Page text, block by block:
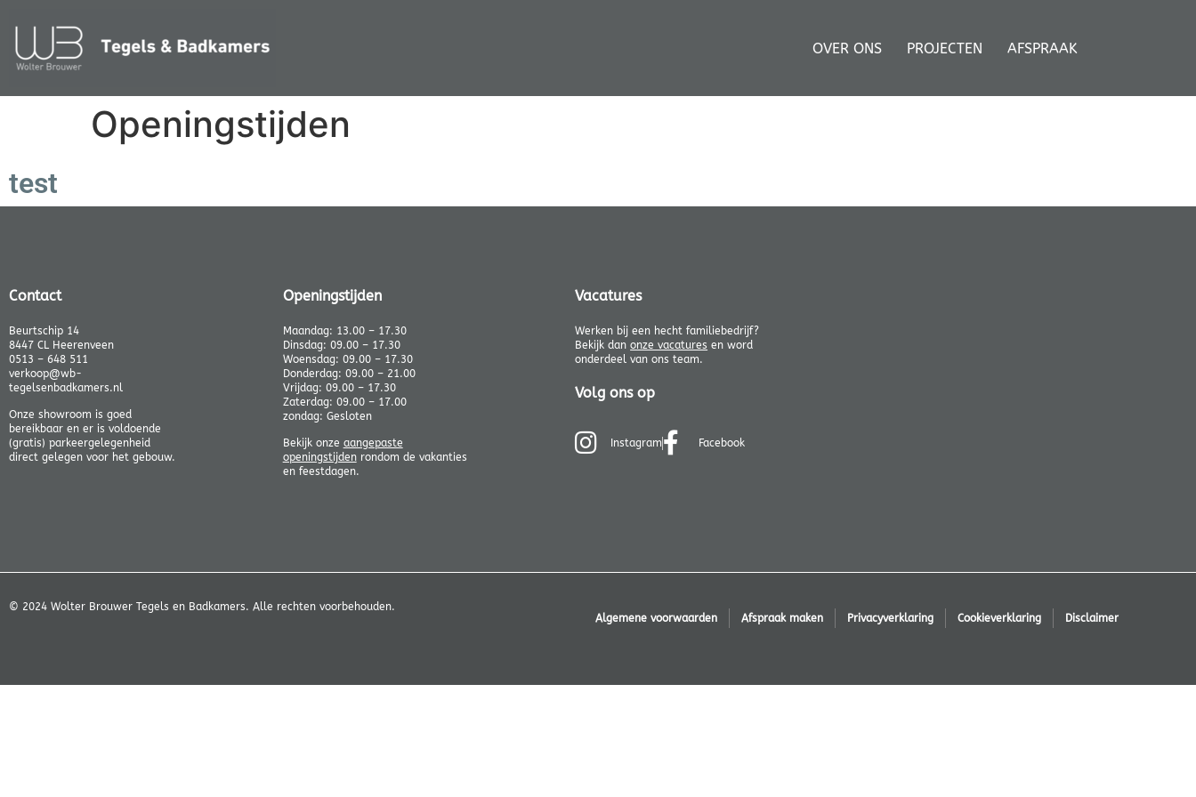
OVER ONS PROJECTEN AFSPRAAK
Openingstijden
test
Contact
Beurtschip 14
8447 CL Heerenveen
0513 – 648 511
verkoop@wb-
tegelsenbadkamers.nl
Onze showroom is goed
bereikbaar en er is voldoende
(gratis) parkeergelegenheid
direct gelegen voor het gebouw.
Openingstijden
Maandag: 13.00 – 17.30
Dinsdag: 09.00 – 17.30
Woensdag: 09.00 – 17.30
Donderdag: 09.00 – 21.00
Vrijdag: 09.00 – 17.30
Zaterdag: 09.00 – 17.00
zondag: Gesloten
Bekijk onze aangepaste
openingstijdenrondom de vakanties
en feestdagen.
Vacatures
Werken bij een hecht familiebedrijf?
Bekijk danonze vacatures en word
onderdeel van ons team.
Volg ons op
Instagram Facebook
© 2024 Wolter Brouwer Tegels en Badkamers. Alle rechten voorbehouden.
Algemene voorwaarden
Afspraak maken Privacyverklaring Cookieverklaring Disclaimer